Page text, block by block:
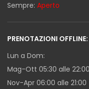
Sempre: Aperto
PRENOTAZIONI OFFLINE:
Lun a Dom:
Mag-Ott 05:30 alle 22:00
Nov-Apr 06:00 alle 21:00